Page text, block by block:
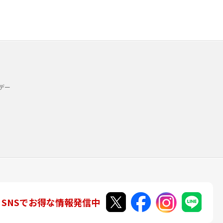
ー
SNSでお得な情報発信中